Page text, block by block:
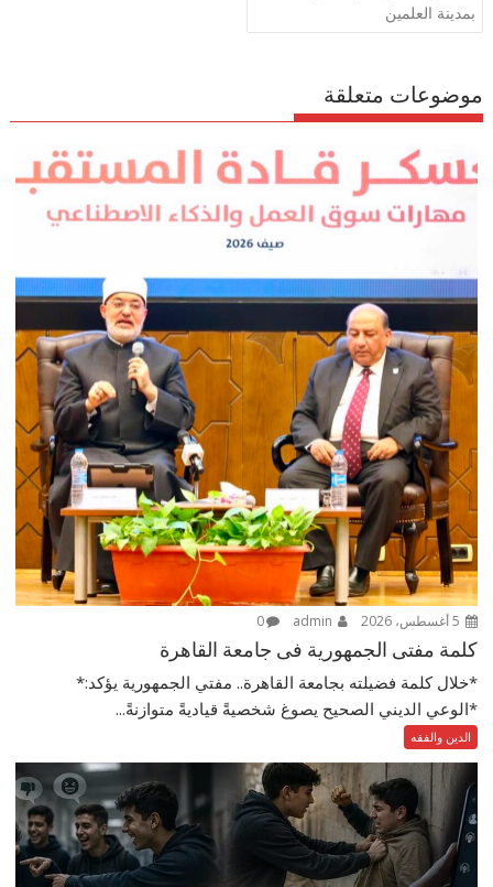
بمدينة العلمين
موضوعات متعلقة
0
كلمة مفتى الجمهورية فى جامعة القاهرة
*خلال كلمة فضيلته بجامعة القاهرة.. مفتي الجمهورية يؤكد:*
*الوعي الديني الصحيح يصوغ شخصيةً قياديةً متوازنةً...
الدين والفقه